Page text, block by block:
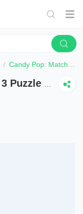
Candy Pop: Match 3 Puzzle Game